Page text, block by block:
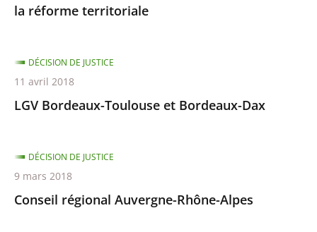
la réforme territoriale
LGV Bordeaux-Toulouse et Bordeaux-Dax
DÉCISION DE JUSTICE
11 avril 2018
Conseil régional Auvergne-Rhône-Alpes
DÉCISION DE JUSTICE
9 mars 2018